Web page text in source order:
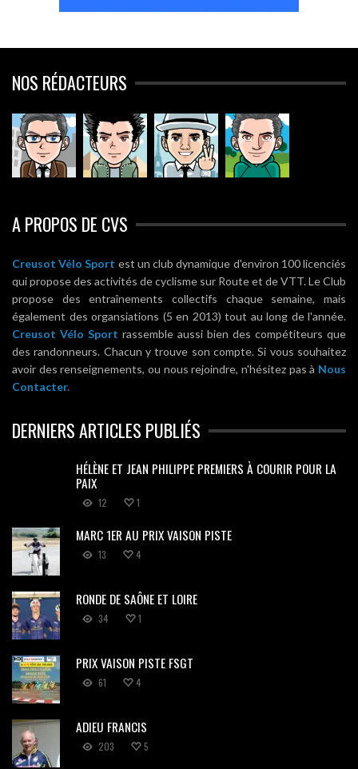
NOS RÉDACTEURS
A PROPOS DE CVS
Creusot Vélo Sport est un club dynamique d'environ 100 licenciés
qui propose des activités de cyclisme sur Route et de VTT. Le Club
propose des entraînements collectifs chaque semaine, mais
également des organsiations (5 en 2013) tout au long de l'année.
Creusot Vélo Sport rassemble aussi bien des compétiteurs que
des randonneurs. Chacun y trouve son compte. Si vous souhaitez
avoir des renseignements, ou nous rejoindre, n'hésitez pas à Nous
Contacter.
DERNIERS ARTICLES PUBLIÉS
HÉLÈNE ET JEAN PHILIPPE PREMIERS À COURIR POUR LA
PAIX
12 1
MARC 1ER AU PRIX VAISON PISTE
13 4
RONDE DE SAÔNE ET LOIRE
34 1
PRIX VAISON PISTE FSGT
61 4
ADIEU FRANCIS
203 5